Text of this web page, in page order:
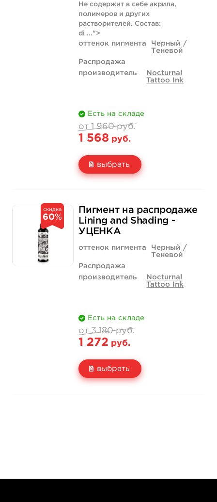
Не содержит в себе акрила,
полимеров и других
растворителей. Состав:
di ...">
оттенок пигмента
Черный /
Теневой
Распродажа
производитель
Nocturnal
Tattoo Ink
Есть на складе
от 1 960 руб.
1 568 руб.
выбрать
Количество
1 960 руб.
1 568 руб.
нет на складе
3 180 руб.
2 544 руб.
скидка
60%
Пигмент на распродаже
Lining and Shading -
УЦЕНКА
оттенок пигмента
Черный /
Теневой
Распродажа
производитель
Nocturnal
Tattoo Ink
Есть на складе
от 3 180 руб.
1 272 руб.
выбрать